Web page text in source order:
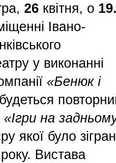
26 квітня, о
Івано-
у виконанні
«Бенюк і
«Ігри на
якої було
Вистава